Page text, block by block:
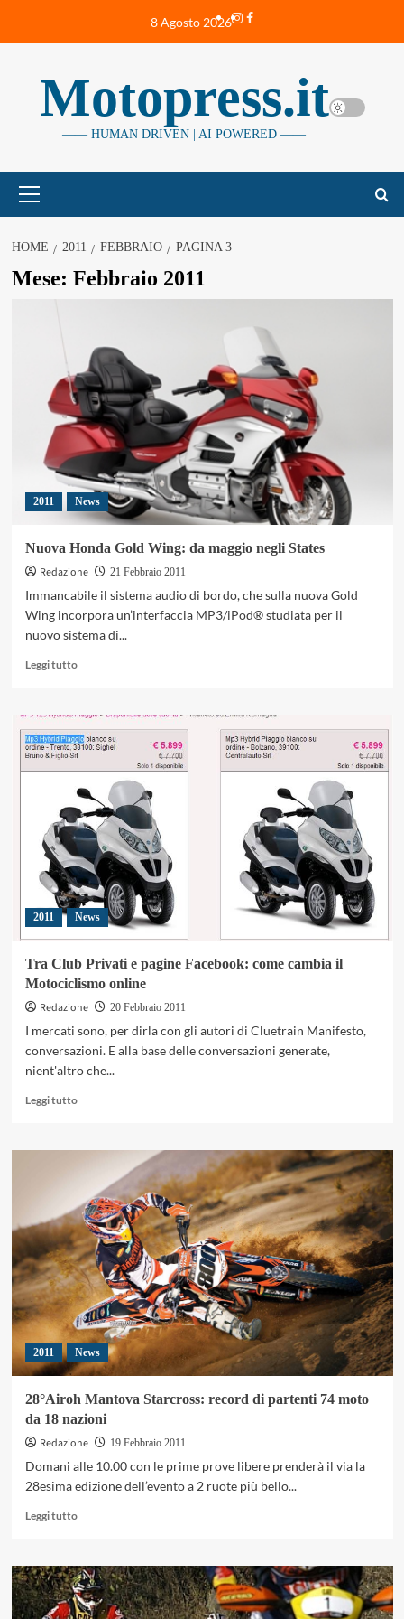
8 Agosto 2026Instagram
Facebook
Motopress.it
—— HUMAN DRIVEN | AI POWERED ——
principale
HOME 2011 FEBBRAIO PAGINA 3
Mese: Febbraio 2011
2011 News
Nuova Honda Gold Wing: da maggio negli States
Redazione
21 Febbraio 2011
Immancabile il sistema audio di bordo, che sulla nuova Gold
Wing incorpora un’interfaccia MP3/iPod® studiata per il
nuovo sistema di...
Leggi tuttoLeggi
su
Nuova
Honda
da
maggio
negli
States
2011 News
Tra Club Privati e pagine Facebook: come cambia il
Motociclismo online
Redazione
20 Febbraio 2011
I mercati sono, per dirla con gli autori di Cluetrain Manifesto,
conversazioni. E alla base delle conversazioni generate,
nient'altro che...
Leggi tuttoLeggi
su
Privati
e
pagine
Facebook:
come
cambia
il
Motociclismo
online
2011 News
28°Airoh Mantova Starcross: record di partenti 74 moto
da 18 nazioni
Redazione
19 Febbraio 2011
Domani alle 10.00 con le prime prove libere prenderà il via la
28esima edizione dell’evento a 2 ruote più bello...
Leggi tuttoLeggi
su
28°Airoh
Mantova
Starcross: